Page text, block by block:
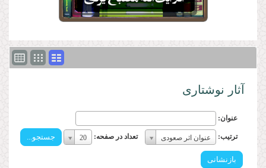
آثار نوشتاری
عنوان:
ترتیب: عنوان اثر صعودی
ترتیب:
تعداد در صفحه: 20
تعداد
در